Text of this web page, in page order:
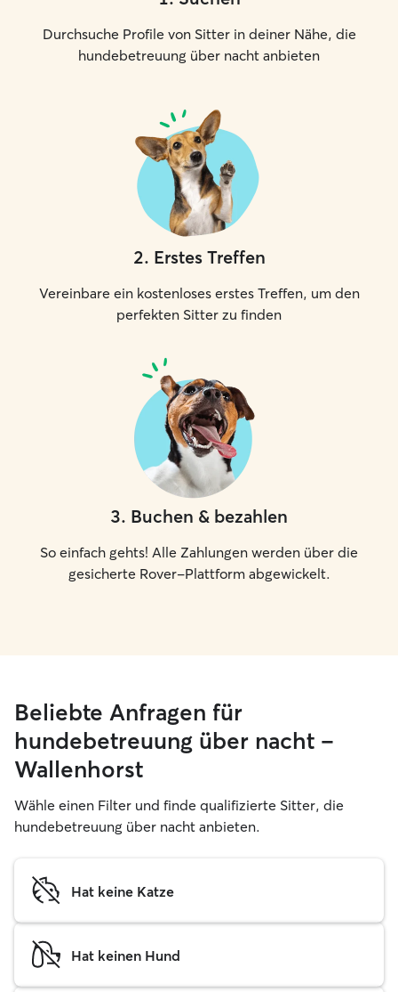
Durchsuche Profile von Sitter in deiner Nähe, die
hundebetreuung über nacht anbieten
2. Erstes Treffen
Vereinbare ein kostenloses erstes Treffen, um den
perfekten Sitter zu finden
3. Buchen & bezahlen
So einfach gehts! Alle Zahlungen werden über die
gesicherte Rover-Plattform abgewickelt.
Beliebte Anfragen für
hundebetreuung über nacht –
Wallenhorst
Wähle einen Filter und finde qualifizierte Sitter, die
hundebetreuung über nacht anbieten.
Hat keine Katze
Hat keinen Hund